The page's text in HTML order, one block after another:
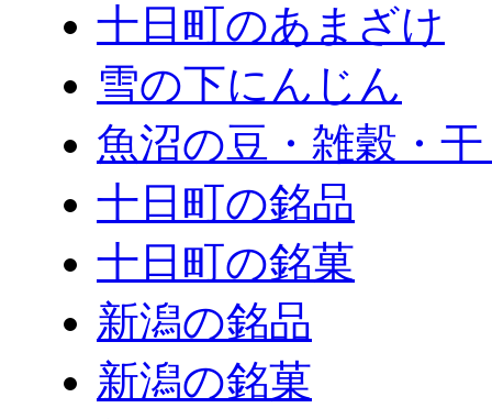
十日町のあまざけ
雪の下にんじん
魚沼の豆・雑穀・
十日町の銘品
十日町の銘菓
新潟の銘品
新潟の銘菓